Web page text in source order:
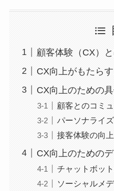
顧客体験（CX）
CX向上がもたら
CX向上のための
顧客とのコミ
パーソナライ
接客体験の向上
CX向上のための
チャットボッ
ソーシャルメ